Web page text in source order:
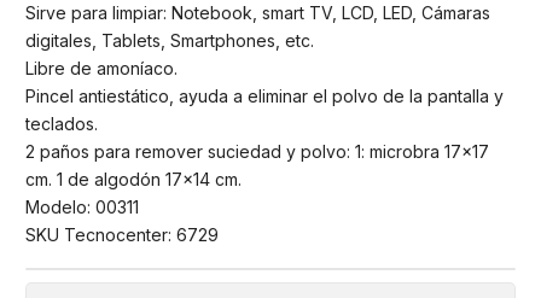
Sirve para limpiar: Notebook, smart TV, LCD, LED, Cámaras
digitales, Tablets, Smartphones, etc.
Libre de amoníaco.
Pincel antiestático, ayuda a eliminar el polvo de la pantalla y
teclados.
2 paños para remover suciedad y polvo: 1: microbra 17x17
cm. 1 de algodón 17x14 cm.
Modelo: 00311
SKU Tecnocenter: 6729